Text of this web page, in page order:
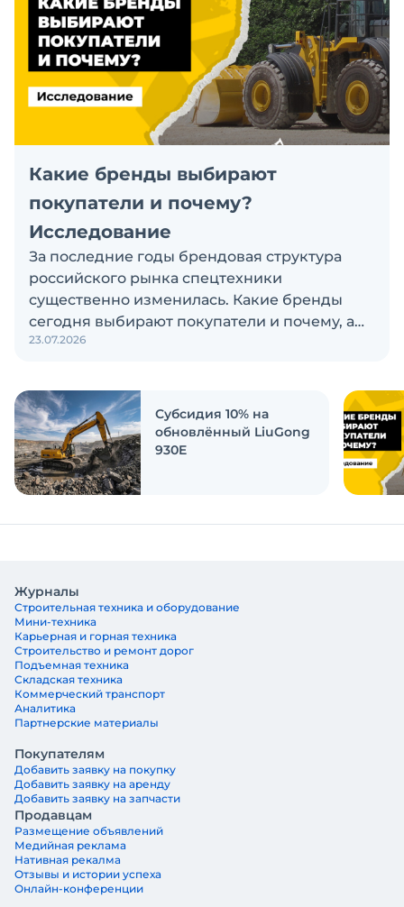
Какие бренды выбирают
покупатели и почему?
Исследование
За последние годы брендовая структура
российского рынка спецтехники
существенно изменилась. Какие бренды
сегодня выбирают покупатели и почему, а
также кого считают лидерами рынка?
ответить на эти вопросы
23.07.2026
Субсидия 10% на
обновлённый LiuGong
930E
Журналы
Строительная техника и оборудование
Мини-техника
Карьерная и горная техника
Строительство и ремонт дорог
Подъемная техника
Складская техника
Коммерческий транспорт
Аналитика
Партнерские материалы
Покупателям
Добавить заявку на покупку
Добавить заявку на аренду
Добавить заявку на запчасти
Продавцам
Размещение объявлений
Медийная реклама
Нативная рекалма
Отзывы и истории успеха
Онлайн-конференции